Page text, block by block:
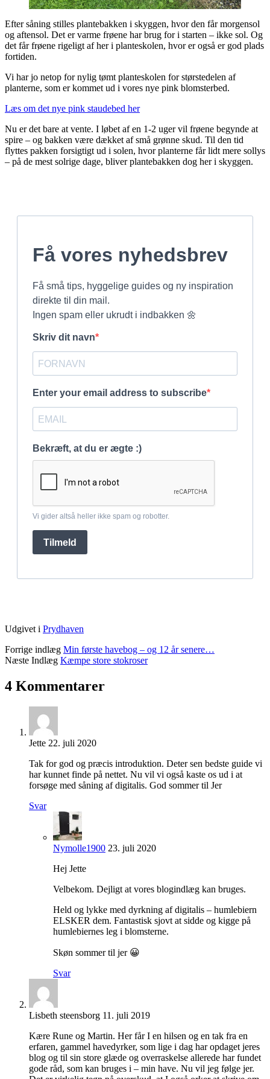
Efter såning stilles plantebakken i skyggen, hvor den får morgensol
og aftensol. Det er varme frøene har brug for i starten – ikke sol. Og
det får frøene rigeligt af her i planteskolen, hvor er også er god plads
fortiden.
Vi har jo netop for nylig tømt planteskolen for størstedelen af
planterne, som er kommet ud i vores nye pink blomsterbed.
Læs om det nye pink staudebed her
Nu er det bare at vente. I løbet af en 1-2 uger vil frøene begynde at
spire – og bakken være dækket af små grønne skud. Til den tid
flyttes pakken forsigtigt ud i solen, hvor planterne får lidt mere sollys
– på de mest solrige dage, bliver plantebakken dog her i skyggen.
Udgivet i Prydhaven
Forrige indlæg Min første havebog – og 12 år senere…
Næste Indlæg Kæmpe store stokroser
4 Kommentarer
Jette 22. juli 2020
Tak for god og præcis introduktion. Deter sen bedste guide vi
har kunnet finde på nettet. Nu vil vi også kaste os ud i at
forsøge med såning af digitalis. God sommer til Jer
Svar
Nymolle1900 23. juli 2020
Hej Jette
Velbekom. Dejligt at vores blogindlæg kan bruges.
Held og lykke med dyrkning af digitalis – humlebiern
ELSKER dem. Fantastisk sjovt at sidde og kigge på
humlebiernes leg i blomsterne.
Skøn sommer til jer 😀
Svar
Lisbeth steensborg 11. juli 2019
Kære Rune og Martin. Her får I en hilsen og en tak fra en
erfaren, gammel havedyrker, som lige i dag har opdaget jeres
blog og til sin store glæde og overraskelse allerede har fundet
gode råd, som kan bruges i – min have. Nu vil jeg følge jer.